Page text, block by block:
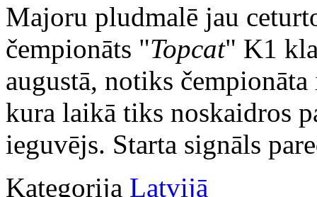
Majoru pludmalē jau
čempionāts "Topcat" K1
augustā, notiks
kura laikā tiks noskaidros
ieguvējs. Starta signāls
Kategorija Latvijā